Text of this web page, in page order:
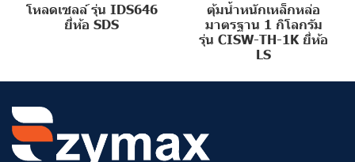
โหลดเซลล์ รุ่น IDS646
ยี่ห้อ SDS
ตุ้มน้ำหนักเหล็กหล่อ
มาตรฐาน 1 กิโลกรัม
รุ่น CISW-TH-1K ยี่ห้อ
LS